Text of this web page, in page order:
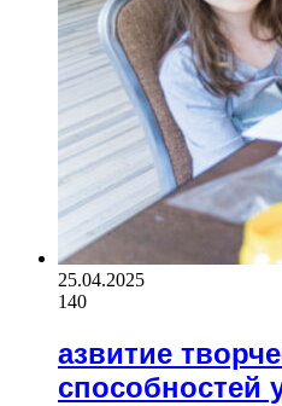
25.04.2025
140
азвитие
способностей